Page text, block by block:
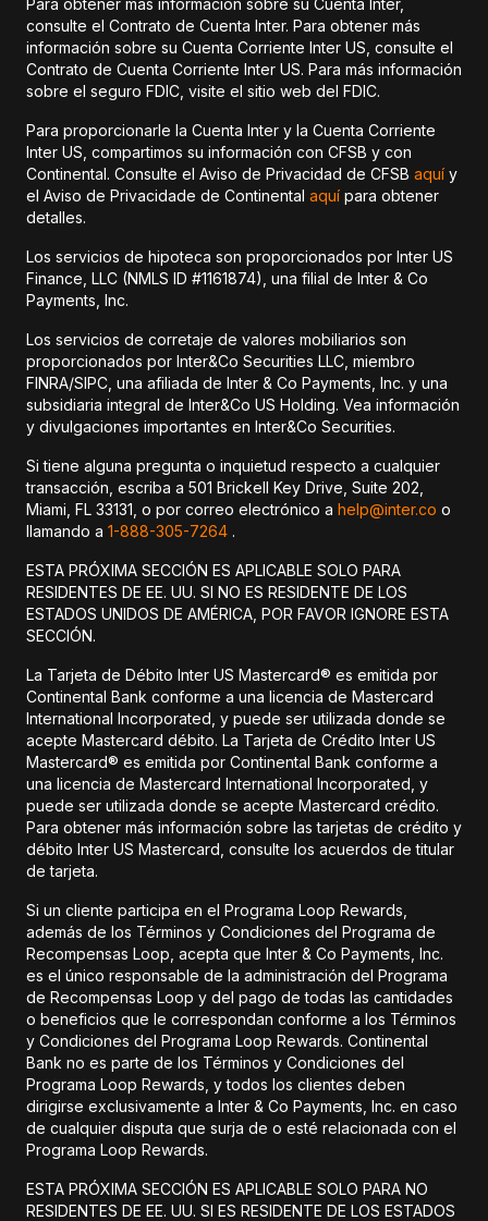
consulte el Contrato de Cuenta Inter. Para obtener más
información sobre su Cuenta Corriente Inter US, consulte el
Contrato de Cuenta Corriente Inter US. Para más información
sobre el seguro FDIC, visite el sitio web del FDIC.
Para proporcionarle la Cuenta Inter y la Cuenta Corriente
Inter US, compartimos su información con CFSB y con
Continental. Consulte el Aviso de Privacidad de CFSB aquí y
el Aviso de Privacidade de Continental aquí para obtener
detalles.
Los servicios de hipoteca son proporcionados por Inter US
Finance, LLC (NMLS ID #1161874), una filial de Inter & Co
Payments, Inc.
Los servicios de corretaje de valores mobiliarios son
proporcionados por Inter&Co Securities LLC, miembro
FINRA/SIPC, una afiliada de Inter & Co Payments, Inc. y una
subsidiaria integral de Inter&Co US Holding. Vea información
y divulgaciones importantes en Inter&Co Securities.
Si tiene alguna pregunta o inquietud respecto a cualquier
transacción, escriba a 501 Brickell Key Drive, Suite 202,
Miami, FL 33131, o por correo electrónico a help@inter.co o
llamando a 1-888-305-7264 .
ESTA PRÓXIMA SECCIÓN ES APLICABLE SOLO PARA
RESIDENTES DE EE. UU. SI NO ES RESIDENTE DE LOS
ESTADOS UNIDOS DE AMÉRICA, POR FAVOR IGNORE ESTA
SECCIÓN.
La Tarjeta de Débito Inter US Mastercard® es emitida por
Continental Bank conforme a una licencia de Mastercard
International Incorporated, y puede ser utilizada donde se
acepte Mastercard débito. La Tarjeta de Crédito Inter US
Mastercard® es emitida por Continental Bank conforme a
una licencia de Mastercard International Incorporated, y
puede ser utilizada donde se acepte Mastercard crédito.
Para obtener más información sobre las tarjetas de crédito y
débito Inter US Mastercard, consulte los acuerdos de titular
de tarjeta.
Si un cliente participa en el Programa Loop Rewards,
además de los Términos y Condiciones del Programa de
Recompensas Loop, acepta que Inter & Co Payments, Inc.
es el único responsable de la administración del Programa
de Recompensas Loop y del pago de todas las cantidades
o beneficios que le correspondan conforme a los Términos
y Condiciones del Programa Loop Rewards. Continental
Bank no es parte de los Términos y Condiciones del
Programa Loop Rewards, y todos los clientes deben
dirigirse exclusivamente a Inter & Co Payments, Inc. en caso
de cualquier disputa que surja de o esté relacionada con el
Programa Loop Rewards.
ESTA PRÓXIMA SECCIÓN ES APLICABLE SOLO PARA NO
RESIDENTES DE EE. UU. SI ES RESIDENTE DE LOS ESTADOS